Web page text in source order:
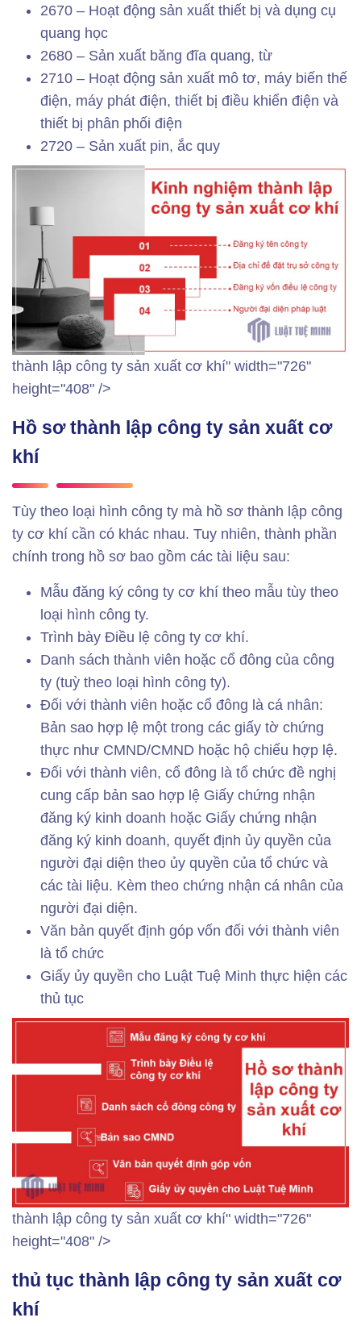
2670 – Hoạt động sản xuất thiết bị và dụng cụ
quang học
2680 – Sản xuất băng đĩa quang, từ
2710 – Hoạt động sản xuất mô tơ, máy biến thế
điện, máy phát điện, thiết bị điều khiển điện và
thiết bị phân phối điện
2720 – Sản xuất pin, ắc quy
thành lập công ty sản xuất cơ khí" width="726"
height="408" />
Hồ sơ thành lập công ty sản xuất cơ
khí
Tùy theo loại hình công ty mà hồ sơ thành lập công
ty cơ khí cần có khác nhau. Tuy nhiên, thành phần
chính trong hồ sơ bao gồm các tài liệu sau:
Mẫu đăng ký công ty cơ khí theo mẫu tùy theo
loại hình công ty.
Trình bày Điều lệ công ty cơ khí.
Danh sách thành viên hoặc cổ đông của công
ty (tuỳ theo loại hình công ty).
Đối với thành viên hoặc cổ đông là cá nhân:
Bản sao hợp lệ một trong các giấy tờ chứng
thực như CMND/CMND hoặc hộ chiếu hợp lệ.
Đối với thành viên, cổ đông là tổ chức đề nghị
cung cấp bản sao hợp lệ Giấy chứng nhận
đăng ký kinh doanh hoặc Giấy chứng nhận
đăng ký kinh doanh, quyết định ủy quyền của
người đại diện theo ủy quyền của tổ chức và
các tài liệu. Kèm theo chứng nhận cá nhân của
người đại diện.
Văn bản quyết định góp vốn đối với thành viên
là tổ chức
Giấy ủy quyền cho Luật Tuệ Minh thực hiện các
thủ tục
thành lập công ty sản xuất cơ khí" width="726"
height="408" />
thủ tục thành lập công ty sản xuất cơ
khí